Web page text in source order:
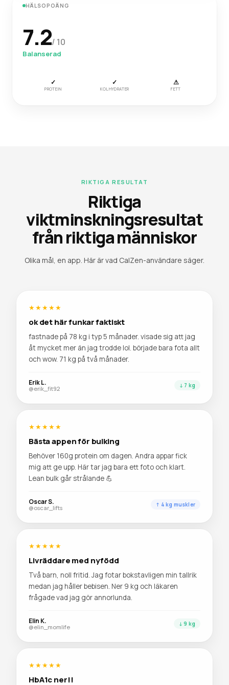
HÄLSOPOÄNG
7.2/ 10
Balanserad
✓
PROTEIN
✓
KOLHYDRATER
⚠
FETT
RIKTIGA RESULTAT
Riktiga
viktminskningsresultat
från riktiga människor
Olika mål, en app. Här är vad CalZen-användare säger.
★★★★★
ok det här funkar faktiskt
fastnade på 78 kg i typ 5 månader. visade sig att jag
åt mycket mer än jag trodde lol. började bara fota allt
och wow. 71 kg på två månader.
Erik L.
@erik_fit92 ↓ 7 kg
★★★★★
Bästa appen för bulking
Behöver 160g protein om dagen. Andra appar fick
mig att ge upp. Här tar jag bara ett foto och klart.
Lean bulk går strålande 💪
Oscar S.
@oscar_lifts ↑ 4 kg muskler
★★★★★
Livräddare med nyfödd
Två barn, noll fritid. Jag fotar bokstavligen min tallrik
medan jag håller bebisen. Ner 9 kg och läkaren
frågade vad jag gör annorlunda.
Elin K.
@elin_momlife ↓ 9 kg
★★★★★
HbA1c ner!!